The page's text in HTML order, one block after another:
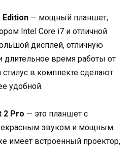
Edition — мощный планшет,
Intel Core i7 и отличной
дисплей, отличную
длительное время работы от
стилус в комплекте сделают
удобной.
2 Pro — это планшет с
звуком и мощным
имеет встроенный проектор,